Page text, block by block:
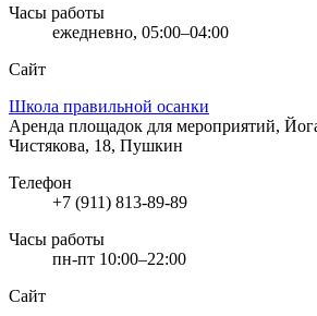
Часы работы
ежедневно, 05:00–04:00
Сайт
Школа правильной осанки
Аренда площадок для мероприятий,
Чистякова, 18, Пушкин
Телефон
+7 (911) 813-89-89
Часы работы
пн-пт 10:00–22:00
Сайт